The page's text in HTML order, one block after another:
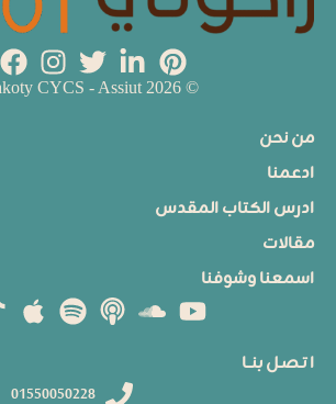
ا تـصـل بنــا
01550050228
من نحن
ادعمنا
ادرس الكتاب المقدس
مقالات
اسمعنا وشوفنا
© 2026 Rakoty CYCS - Assiut